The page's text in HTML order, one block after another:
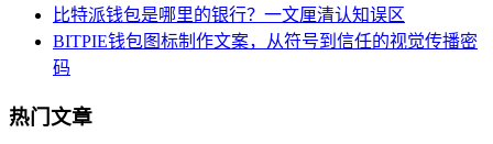
比特派钱包是哪里的银行？一文厘清认知误区
BITPIE钱包图标制作文案，从符号到信任的视觉传播密
码
热门文章